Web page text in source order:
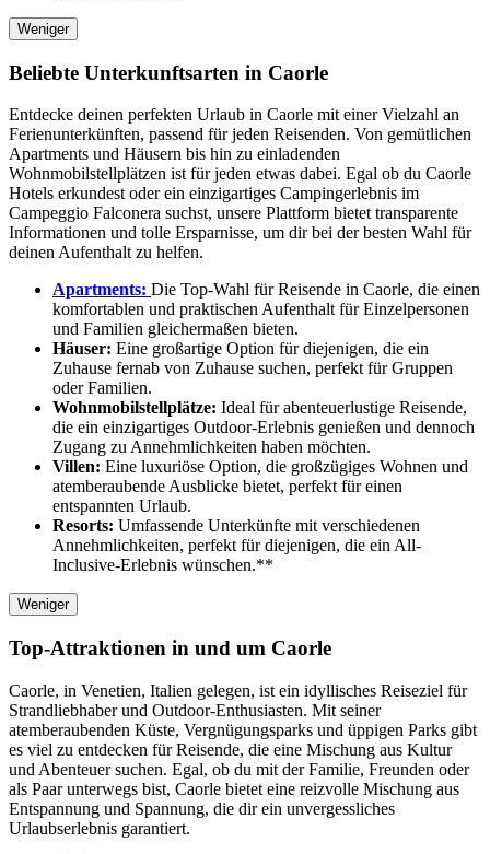
Weniger
Beliebte Unterkunftsarten in Caorle
Entdecke deinen perfekten Urlaub in Caorle mit einer Vielzahl an
Ferienunterkünften, passend für jeden Reisenden. Von gemütlichen
Apartments und Häusern bis hin zu einladenden
Wohnmobilstellplätzen ist für jeden etwas dabei. Egal ob du Caorle
Hotels erkundest oder ein einzigartiges Campingerlebnis im
Campeggio Falconera suchst, unsere Plattform bietet transparente
Informationen und tolle Ersparnisse, um dir bei der besten Wahl für
deinen Aufenthalt zu helfen.
Apartments: Die Top-Wahl für Reisende in Caorle, die einen
komfortablen und praktischen Aufenthalt für Einzelpersonen
und Familien gleichermaßen bieten.
Häuser: Eine großartige Option für diejenigen, die ein
Zuhause fernab von Zuhause suchen, perfekt für Gruppen
oder Familien.
Wohnmobilstellplätze: Ideal für abenteuerlustige Reisende,
die ein einzigartiges Outdoor-Erlebnis genießen und dennoch
Zugang zu Annehmlichkeiten haben möchten.
Villen: Eine luxuriöse Option, die großzügiges Wohnen und
atemberaubende Ausblicke bietet, perfekt für einen
entspannten Urlaub.
Resorts: Umfassende Unterkünfte mit verschiedenen
Annehmlichkeiten, perfekt für diejenigen, die ein All-
Inclusive-Erlebnis wünschen.**
Weniger
Top-Attraktionen in und um Caorle
Caorle, in Venetien, Italien gelegen, ist ein idyllisches Reiseziel für
Strandliebhaber und Outdoor-Enthusiasten. Mit seiner
atemberaubenden Küste, Vergnügungsparks und üppigen Parks gibt
es viel zu entdecken für Reisende, die eine Mischung aus Kultur
und Abenteuer suchen. Egal, ob du mit der Familie, Freunden oder
als Paar unterwegs bist, Caorle bietet eine reizvolle Mischung aus
Entspannung und Spannung, die dir ein unvergessliches
Urlaubserlebnis garantiert.